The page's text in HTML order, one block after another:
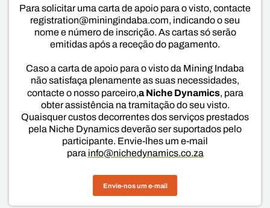
Para solicitar uma carta de apoio para o visto, contacte
registration@miningindaba.com, indicando o seu
nome e número de inscrição. As cartas só serão
emitidas após a receção do pagamento.
Caso a carta de apoio para o visto da Mining Indaba
não satisfaça plenamente as suas necessidades,
contacte o nosso parceiro,a Niche Dynamics, para
obter assistência na tramitação do seu visto.
Quaisquer custos decorrentes dos serviços prestados
pela Niche Dynamics deverão ser suportados pelo
participante. Envie-lhes um e-mail
parainfo@nichedynamics.co.za
Envie-nos um e-mail